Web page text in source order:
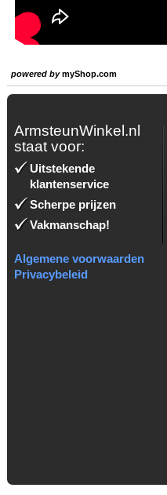
powered bymyShop.com
ArmsteunWinkel.nl
staat voor:
Uitstekende
klantenservice
Scherpe prijzen
Vakmanschap!
Algemene voorwaarden
Privacybeleid